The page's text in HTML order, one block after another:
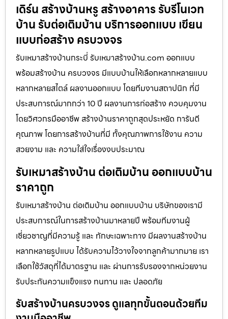
เดิร์น สร้างบ้านหรู สร้างอาคาร รับรีโนเวท
บ้าน รับต่อเติมบ้าน บริการออกแบบ เขียน
แบบก่อสร้าง ครบวงจร
รับเหมาสร้างบ้านกระบี่ รับเหมาสร้างบ้าน.com ออกแบบ
พร้อมสร้างบ้าน ครบวงจร มีแบบบ้านให้เลือกหลากหลายแบบ
หลากหลายสไตล์ ผลงานออกแบบ โดยทีมงานสถาปนิก ที่มี
ประสบการณ์มากกว่า 10 ปี ผลงานการก่อสร้าง ควบคุมงาน
โดยวิศวกรมืออาชีพ สร้างบ้านราคาถูกสุดประหยัด การันตี
คุณภาพ โดยการสร้างบ้านที่มี ทั้งคุณภาพการใช้งาน ความ
สวยงาม และ ความใส่ใจเรื่องงบประมาณ
รับเหมาสร้างบ้าน ต่อเติมบ้าน ออกแบบบ้าน
ราคาถูก
รับเหมาสร้างบ้าน ต่อเติมบ้าน ออกแบบบ้าน บริษัทของเรามี
ประสบการณ์ในการสร้างบ้านมาหลายปี พร้อมทีมงานผู้
เชี่ยวชาญที่มีความรู้ และ ทักษะเฉพาะทาง มีผลงานสร้างบ้าน
หลากหลายรูปแบบ ได้รับความไว้วางใจจากลูกค้ามากมาย เรา
เลือกใช้วัสดุที่ได้มาตรฐาน และ ผ่านการรับรองจากหน่วยงาน
รับประกันความแข็งแรง ทนทาน และ ปลอดภัย
รับสร้างบ้านครบวงจร ดูแลทุกขั้นตอนด้วยทีม